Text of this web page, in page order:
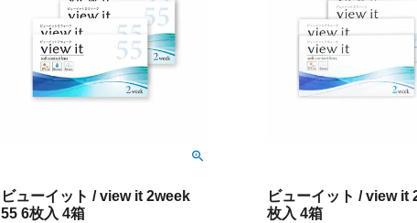
ビューイット / view it 2week
55 6枚入 4箱
ビューイット / view it
枚入 4箱